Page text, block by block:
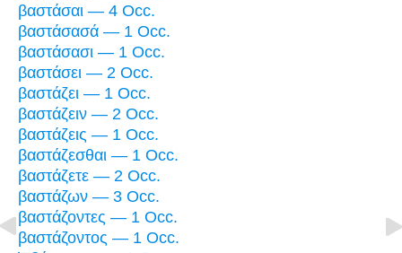
βαστάσαι — 4 Occ.
βαστάσασά — 1 Occ.
βαστάσασι — 1 Occ.
βαστάσει — 2 Occ.
βαστάζει — 1 Occ.
βαστάζειν — 2 Occ.
βαστάζεις — 1 Occ.
βαστάζεσθαι — 1 Occ.
βαστάζετε — 2 Occ.
βαστάζων — 3 Occ.
βαστάζοντες — 1 Occ.
βαστάζοντος — 1 Occ.